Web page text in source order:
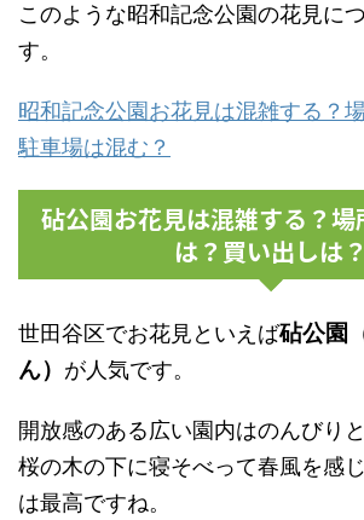
このような昭和記念公園の花見に
す。
昭和記念公園お花見は混雑する？
駐車場は混む？
砧公園お花見は混雑する？
は？買い出しは？
世田谷区でお花見といえば砧公園
ん） が人気です。
開放感のある広い園内はのんびり
桜の木の下に寝そべって春風を感
は最高ですね。